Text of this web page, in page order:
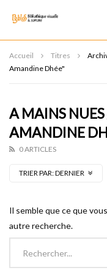
Accueil Titres
Amandine Dhée"
A MAINS
AMANDINE
0 ARTICLES
TRIER PAR:DERNIER
Il semble que ce que
autre recherche.